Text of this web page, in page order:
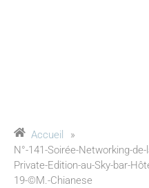
Accueil
»
N°-141-Soirée-Networking-
Private-Edition-au-Sky-bar-
19-©M.-Chianese